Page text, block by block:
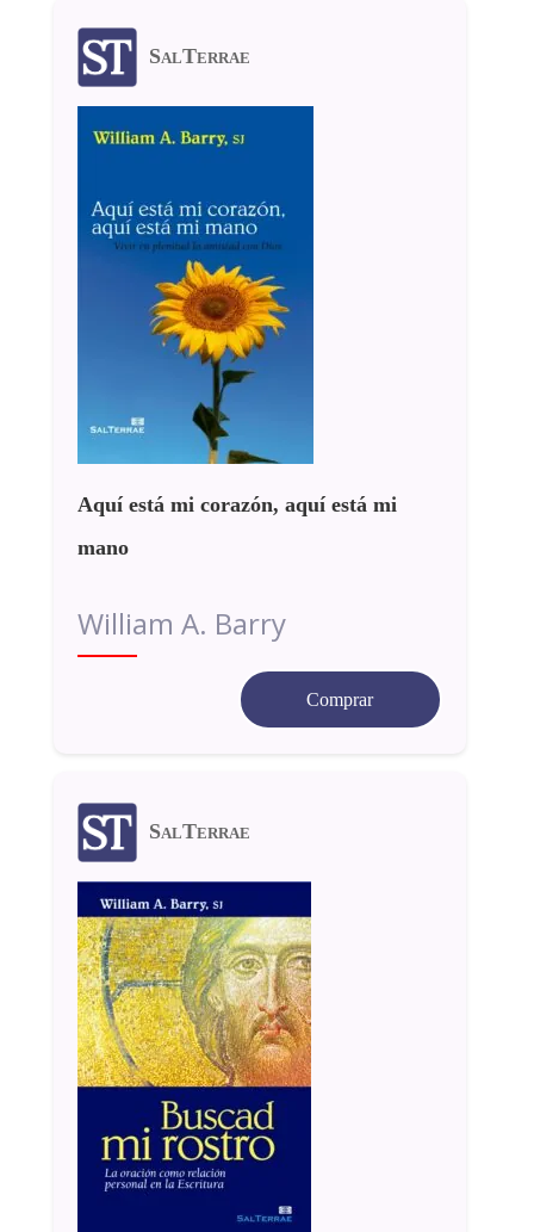
SalTerrae
Aquí está mi corazón, aquí está mi
mano
William A. Barry
Comprar
SalTerrae